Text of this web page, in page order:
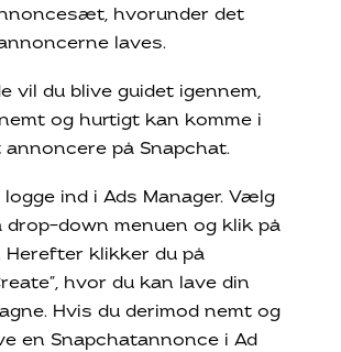
hvorunder det
laves.
vil du blive guidet igennem,
og hurtigt kan komme i
annoncere på Snapchat.
ind i Ads Manager. Vælg
down menuen og klik på
Herefter klikker du på
hvor du kan lave din
Hvis du derimod nemt og
en Snapchatannonce i Ad